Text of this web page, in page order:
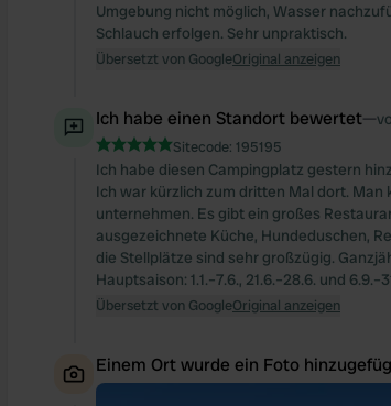
Umgebung nicht möglich, Wasser
Schlauch erfolgen. Sehr unpraktisch.
Übersetzt von GoogleOriginal anzeigen
Ich habe einen Standort bewertet—
Sitecode: 195195
Ich habe diesen Campingplatz gestern
Ich war kürzlich zum dritten Mal dort.
unternehmen. Es gibt ein großes
ausgezeichnete Küche, Hundeduschen,
die Stellplätze sind sehr großzügig.
Hauptsaison: 1.1.–7.6., 21.6.–28.6. und
Übersetzt von GoogleOriginal anzeigen
Einem Ort wurde ein Foto